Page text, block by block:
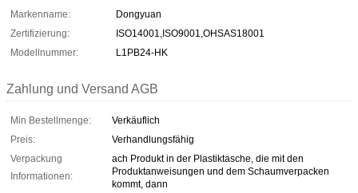
Markenname:
Dongyuan
Zertifizierung:
ISO14001,ISO9001,OHSAS18001
Modellnummer:
L1PB24-HK
Zahlung und Versand AGB
Min Bestellmenge:
Verkäuflich
Preis:
Verhandlungsfähig
Verpackung
Informationen:
ach Produkt in der Plastiktasche, die mit den
Produktanweisungen und dem Schaumverpacken
kommt, dann